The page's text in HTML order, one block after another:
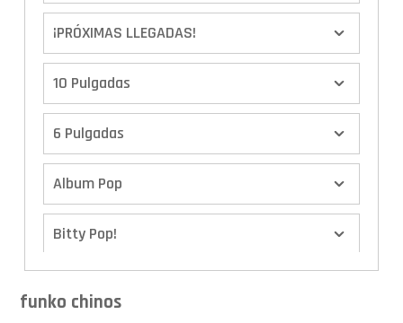
¡PRÓXIMAS LLEGADAS!
10 Pulgadas
6 Pulgadas
Album Pop
Bitty Pop!
funko chinos